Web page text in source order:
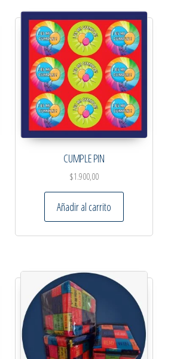
CUMPLE PIN
$1.900,00
Añadir al carrito